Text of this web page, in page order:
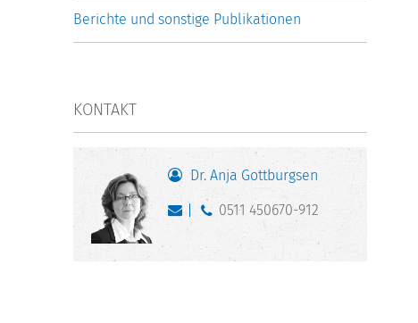
Berichte und sonstige Publikationen
KONTAKT
Dr. Anja Gottburgsen
0511 450670-912